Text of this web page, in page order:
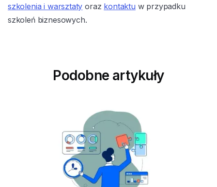
szkolenia i warsztaty oraz kontaktu w przypadku
szkoleń biznesowych.
Podobne artykuły